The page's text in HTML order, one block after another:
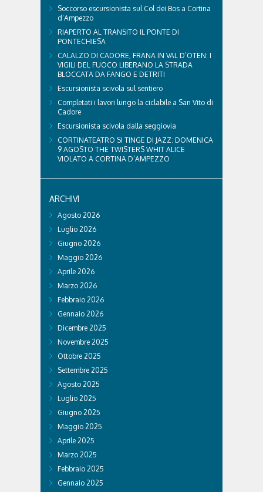
Soccorso escursionista sul Col dei Bos a Cortina
d’Ampezzo
RIAPERTO AL TRANSITO IL PONTE DI
PONTECHIESA
CALALZO DI CADORE, FRANA IN VAL D’OTEN: I
VIGILI DEL FUOCO LIBERANO LA STRADA
BLOCCATA DA FANGO E DETRITI
Escursionista scivola sul sentiero
Completati i lavori lungo la ciclabile a San Vito di
Cadore
Escursionista scivola dalla seggiovia
CORTINATEATRO SI TINGE DI JAZZ: DOMENICA
9 AGOSTO THE TWISTERS WHIT ALICE
VIOLATO A CORTINA D’AMPEZZO
ARCHIVI
Agosto 2026
Luglio 2026
Giugno 2026
Maggio 2026
Aprile 2026
Marzo 2026
Febbraio 2026
Gennaio 2026
Dicembre 2025
Novembre 2025
Ottobre 2025
Settembre 2025
Agosto 2025
Luglio 2025
Giugno 2025
Maggio 2025
Aprile 2025
Marzo 2025
Febbraio 2025
Gennaio 2025